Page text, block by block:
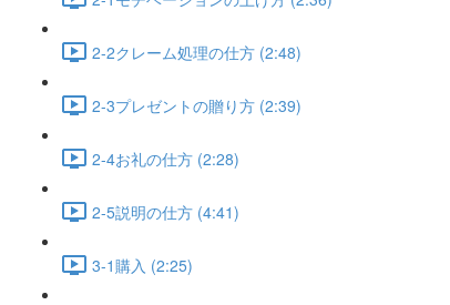
2-2クレーム処理の仕方 (2:48)
2-3プレゼントの贈り方 (2:39)
2-4お礼の仕方 (2:28)
2-5説明の仕方 (4:41)
3-1購入 (2:25)